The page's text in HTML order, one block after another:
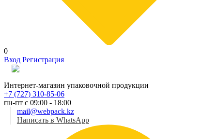
0
Вход Регистрация
Интернет-магазин упаковочной продукции
+7 (727) 310-85-06
пн-пт с 09:00 - 18:00
mail@webpack.kz
Написать в WhatsApp